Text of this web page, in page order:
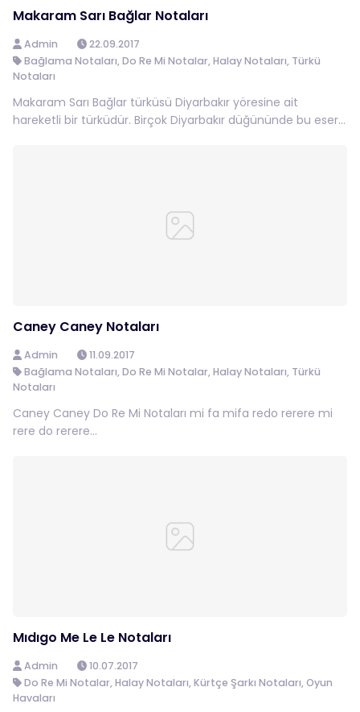
Makaram Sarı Bağlar Notaları
Admin
22.09.2017
Bağlama Notaları, Do Re Mi Notalar, Halay Notaları, Türkü
Notaları
Makaram Sarı Bağlar türküsü Diyarbakır yöresine ait
hareketli bir türküdür. Birçok Diyarbakır düğününde bu eser...
Caney Caney Notaları
Admin
11.09.2017
Bağlama Notaları, Do Re Mi Notalar, Halay Notaları, Türkü
Notaları
Caney Caney Do Re Mi Notaları mi fa mifa redo rerere mi
rere do rerere...
Mıdıgo Me Le Le Notaları
Admin
10.07.2017
Do Re Mi Notalar, Halay Notaları, Kürtçe Şarkı Notaları, Oyun
Havaları